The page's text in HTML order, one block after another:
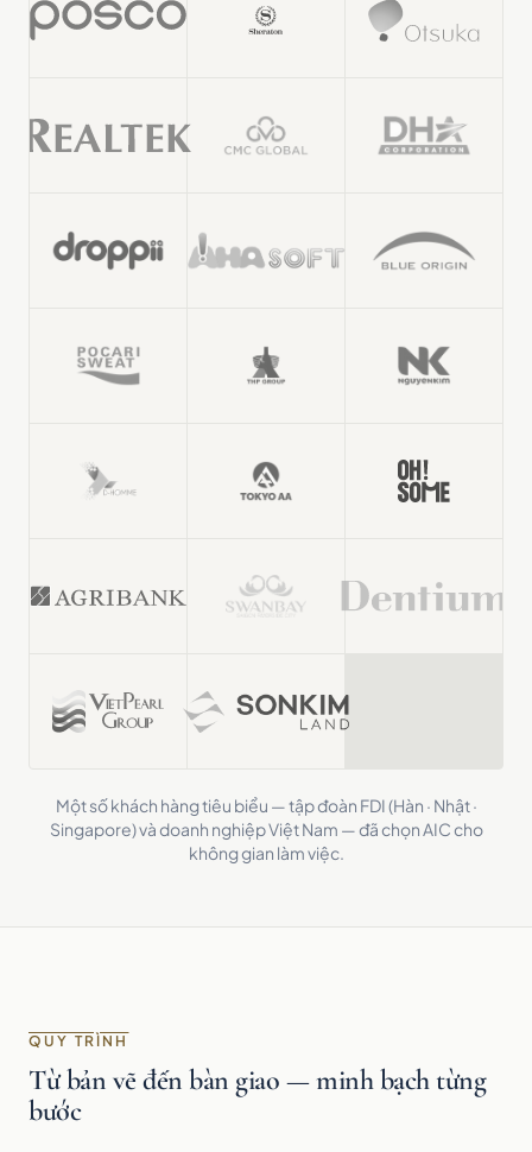
Một số khách hàng tiêu biểu — tập đoàn FDI (Hàn · Nhật ·
Singapore) và doanh nghiệp Việt Nam — đã chọn AIC cho
không gian làm việc.
QUY TRÌNH
Từ bản vẽ đến bàn giao — minh bạch từng
bước